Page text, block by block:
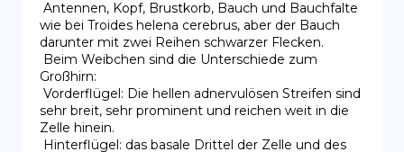
wie bei Troides helena cerebrus, aber der Bauch
darunter mit zwei Reihen schwarzer Flecken.
Großhirn:
sehr breit, sehr prominent und reichen weit in die
Zelle hinein.